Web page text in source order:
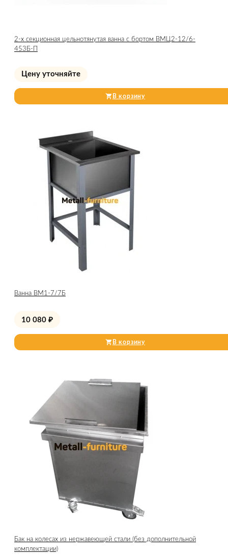
2-х секционная цельнотянутая ванна с бортом ВМЦ2-12/6-
453Б-П
Цену уточняйте
В корзину
Ванна ВМ1-7/7Б
10 080 ₽
В корзину
Бак на колесах из нержавеющей стали (без дополнительной
комплектации)